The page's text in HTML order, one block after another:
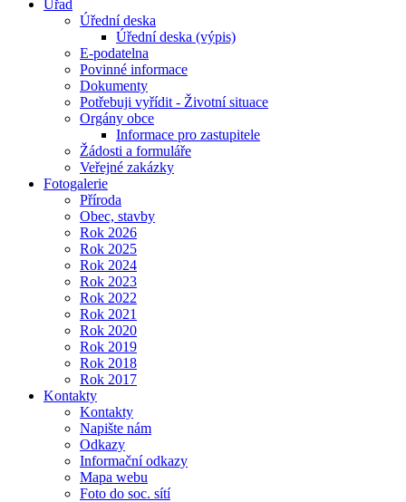
Úřad
Úřední deska
Úřední deska (výpis)
E-podatelna
Povinné informace
Dokumenty
Potřebuji vyřídit - Životní situace
Orgány obce
Informace pro zastupitele
Žádosti a formuláře
Veřejné zakázky
Fotogalerie
Příroda
Obec, stavby
Rok 2026
Rok 2025
Rok 2024
Rok 2023
Rok 2022
Rok 2021
Rok 2020
Rok 2019
Rok 2018
Rok 2017
Kontakty
Kontakty
Napište nám
Odkazy
Informační odkazy
Mapa webu
Foto do soc. sítí